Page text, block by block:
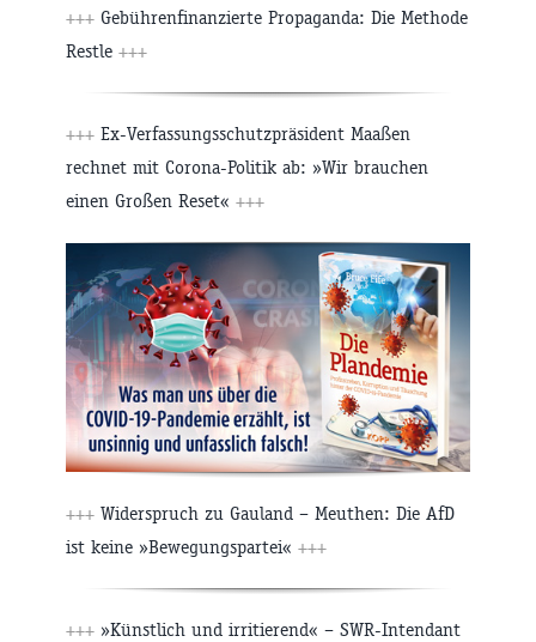
+++ Gebührenfinanzierte Propaganda: Die Methode
Restle +++
+++ Ex-Verfassungsschutzpräsident Maaßen
rechnet mit Corona-Politik ab: »Wir brauchen
einen Großen Reset« +++
+++ Widerspruch zu Gauland – Meuthen: Die AfD
ist keine »Bewegungspartei« +++
+++ »Künstlich und irritierend« – SWR-Intendant